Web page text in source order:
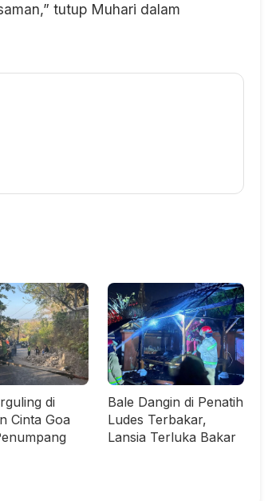
tutup Muhari dalam
di
Cinta Goa
Bale Dangin di Penatih
Ludes Terbakar,
Lansia Terluka Bakar